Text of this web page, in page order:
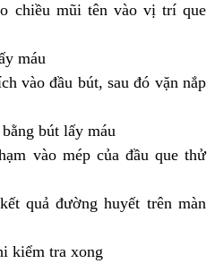
chiều mũi tên vào vị trí que
máu
vào đầu bút, sau đó vặn nắp
bút lấy máu
vào mép của đầu que thử
quả đường huyết trên màn
kiểm tra xong